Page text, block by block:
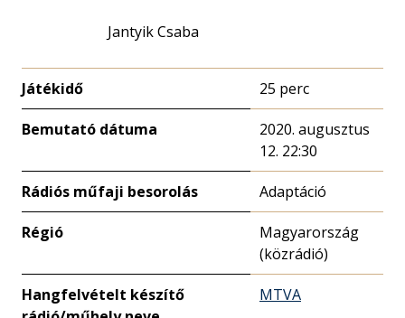
Jantyik Csaba
Játékidő 25 perc
Bemutató dátuma
2020. augusztus
12. 22:30
Rádiós műfaji besorolás Adaptáció
Régió
Magyarország
(közrádió)
Hangfelvételt készítő
MTVA